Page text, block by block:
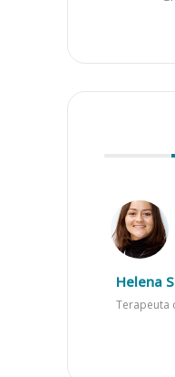
Helena
Terapeuta